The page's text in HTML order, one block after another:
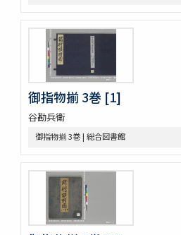
摩訶般若波羅蜜經 30巻 (存5巻)
六根清浄大祓 . 神道大意
ますかゝみ 17巻
信長記 15巻
建礼門院右京大夫家集 2巻
三國佛法傳通縁起 3巻
列子鬳齋口義 2巻
をみなへし 3巻
鴨長明方丈記之抄
なくさみ草 8巻
楊子雲集 3巻坿傳1巻
長恨歌 1巻坿傳1巻琵琶行1巻野馬臺詩1巻
一宮巡詣記抜粹 2巻 (存1巻)
花街漫録 2巻
北女閭起原 3巻
御指物揃 3巻 [1]
谷勘兵衛
御指物揃 3巻 | 総合図書館